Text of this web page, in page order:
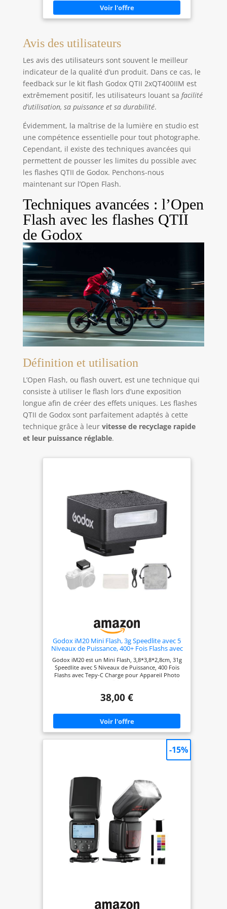
LCD, 40 étapes de 1/16-1/1. Les paramètres ajustés
sont enregistrés intelligemment après 3 s et
automatiquement restaurés après un
support Bowens à ajouter à presque tous les
appareils de mise en forme de lumière de studio.
intégré pour une meilleure protection du tube
éclair et pour prolonger efficacement la durée de
vie.
Avis des utilisateurs
Les avis des utilisateurs sont souvent le meilleur
indicateur de la qualité d’un produit. Dans ce cas, le
feedback sur le kit flash Godox QTII 2xQT400IIM est
extrêmement positif, les utilisateurs louant sa facilité
d’utilisation, sa puissance et sa durabilité.
Évidemment, la maîtrise de la lumière en studio est
une compétence essentielle pour tout photographe.
Cependant, il existe des techniques avancées qui
permettent de pousser les limites du possible avec
les flashes QTII de Godox. Penchons-nous
maintenant sur l’Open Flash.
Techniques avancées : l’Open
Flash avec les flashes QTII
de Godox
Définition et utilisation
L’Open Flash, ou flash ouvert, est une technique qui
consiste à utiliser le flash lors d’une exposition
longue afin de créer des effets uniques. Les flashes
QTII de Godox sont parfaitement adaptés à cette
technique grâce à leur vitesse de recyclage rapide
et leur puissance réglable.
Godox iM20 Mini Flash, 3g Speedlite avec 5
Niveaux de Puissance, 400+ Fois Flashs avec
Tepy-C Charge pour Appareil Photo Sony,
Canon, Nikon, Fujifilm, Olympus, Panasonic
Godox iM20 est un Mini Flash, 3,8*3,8*2,8cm, 31g
Speedlite avec 5 Niveaux de Puissance, 400 Fois
Flashs avec Tepy-C Charge pour Appareil Photo
compatibilité de l'appareil photo" sur la page de
qu'avec la majorité des appareils photo dotés
d'une griffe à contact unique. Veuillez vérifier si
votre appareil photo est doté d'une griffe à
contact unique avant de l'acheter, sinon le produit
PAS compatible avec Canon EOS Rebel SL3, 250D,
T7, 1500D, 2000D, T100, 3000D, 4000D, 200DII, R7,
durée : Intégrant une batterie lithium
3,8V/470mAh, l'iM20 flash offre des performances
stables et peut délivrer jusqu'à 440 éclairs à pleine
puissance, avec un temps de recyclage d'environ 3
secondes. Le Godox flash iM20 est équipé d'un
port de charge USB C, permettant une recharge
rapide et vous permettant de rester prêt pour la
prise de vue. Léger et compact : Avec ses
dimensions de 3.8*3.8*2.8cm(1.5 x 1.5 x 1.1inch)et
son poids de 31g, l'iM20 flash se glisse dans votre
poche ou votre sac à main sans prendre beaucoup
de place, ce qui le rend facile à transporter pour la
différents environnements de prise de vue, afin de
38,00 €
-15%